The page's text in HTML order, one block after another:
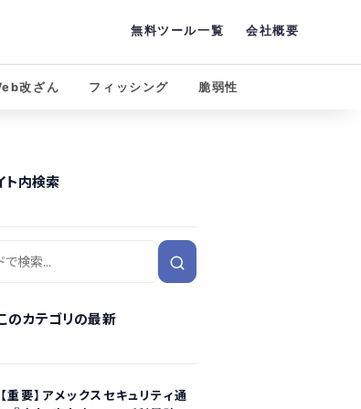
無料ツール一覧 会社概要
改ざん フィッシング 脆弱性
ト内検索
のカテゴリの最新
【重要】アメックスセキュリティ通